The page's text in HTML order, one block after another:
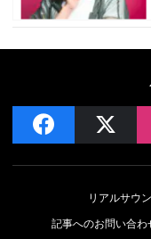
facebook
リアルサウ
記事へのお問い合わ